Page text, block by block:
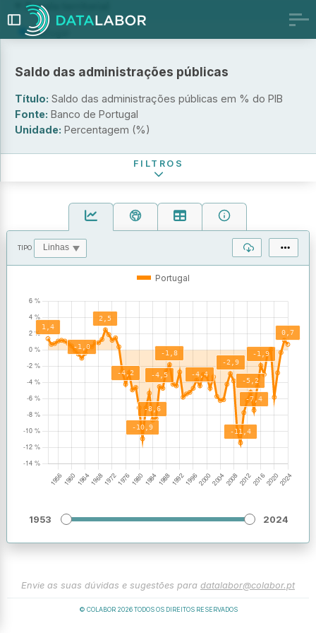
TIPO
Portugal
1953 2024
Envie as suas dúvidas e sugestões para datalabor@colabor.pt
© COLABOR 2026TODOS OS DIREITOS RESERVADOS
Saldo das administrações públicas
Título: Saldo das administrações públicas em % do PIB
Fonte: Banco de Portugal
Unidade: Percentagem (%)
Escala territorial
Portugal
Periodicidade
Anual
Trimestral
FILTROS